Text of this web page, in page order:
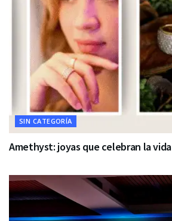
SIN CATEGORÍA
Amethyst: joyas que celebran la vida